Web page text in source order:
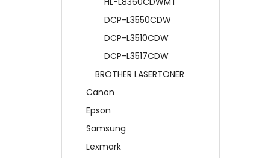
DCP-L3550CDW
DCP-L3510CDW
DCP-L3517CDW
BROTHER LASERTONER
Canon
Epson
Samsung
Lexmark